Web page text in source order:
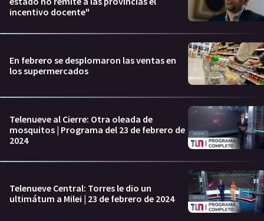
incentivo docente"
En febrero se desplomaron las ventas en
los supermercados
Telenueve al Cierre: Otra oleada de
mosquitos | Programa del 23 de febrero de
2024
Telenueve Central: Torres le dio un
ultimátum a Milei | 23 de febrero de 2024